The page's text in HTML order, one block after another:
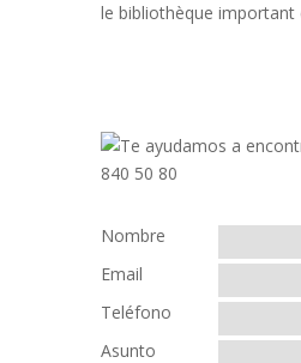
le bibliothèque important
Nombre
Email
Teléfono
Asunto